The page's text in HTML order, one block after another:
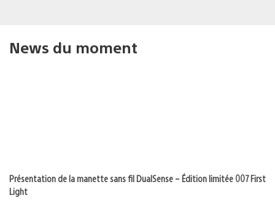
News du moment
Présentation de la manette sans fil DualSense – Édition limitée 007 First
Light